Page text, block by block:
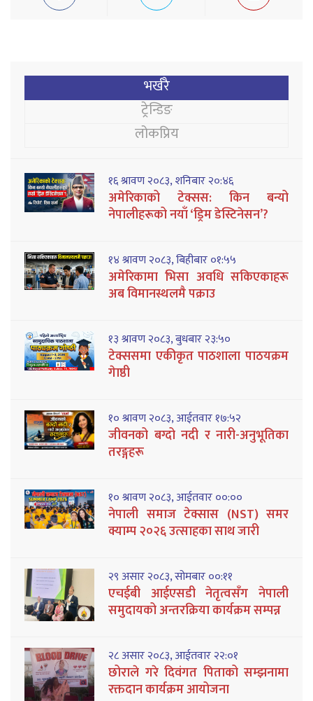
भर्खरै
ट्रेन्डिङ
लोकप्रिय
१६ श्रावण २०८३, शनिबार २०:४६
अमेरिकाको टेक्सस: किन बन्यो
नेपालीहरूको नयाँ ‘ड्रिम डेस्टिनेसन’?
१४ श्रावण २०८३, बिहीबार ०१:५५
अमेरिकामा भिसा अवधि सकिएकाहरू
अब विमानस्थलमै पक्राउ
१३ श्रावण २०८३, बुधबार २३:५०
टेक्ससमा एकीकृत पाठशाला पाठयक्रम
गेाष्ठी
१० श्रावण २०८३, आईतवार १७:५२
जीवनको बग्दो नदी र नारी-अनुभूतिका
तरङ्गहरू
१० श्रावण २०८३, आईतवार ००:००
नेपाली समाज टेक्सास (NST) समर
क्याम्प २०२६ उत्साहका साथ जारी
२९ असार २०८३, सोमबार ००:११
एचईबी आईएसडी नेतृत्वसँग नेपाली
समुदायको अन्तरक्रिया कार्यक्रम सम्पन्न
२८ असार २०८३, आईतवार २२:०१
छोराले गरे दिवंगत पिताको सम्झनामा
रक्तदान कार्यक्रम आयोजना